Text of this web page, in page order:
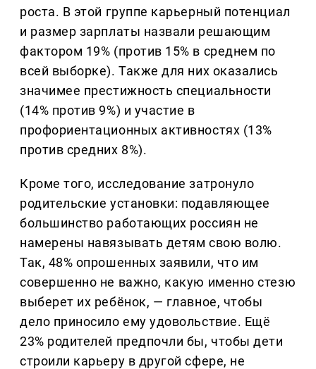
роста. В этой группе карьерный потенциал
и размер зарплаты назвали решающим
фактором 19% (против 15% в среднем по
всей выборке). Также для них оказались
значимее престижность специальности
(14% против 9%) и участие в
профориентационных активностях (13%
против средних 8%).
Кроме того, исследование затронуло
родительские установки: подавляющее
большинство работающих россиян не
намерены навязывать детям свою волю.
Так, 48% опрошенных заявили, что им
совершенно не важно, какую именно стезю
выберет их ребёнок, — главное, чтобы
дело приносило ему удовольствие. Ещё
23% родителей предпочли бы, чтобы дети
строили карьеру в другой сфере, не